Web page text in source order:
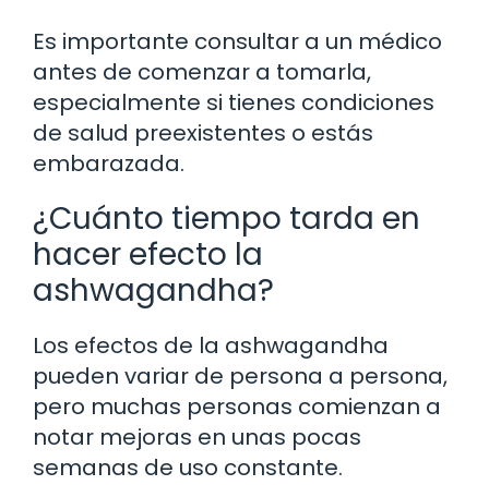
Es importante consultar a un médico
antes de comenzar a tomarla,
especialmente si tienes condiciones
de salud preexistentes o estás
embarazada.
¿Cuánto tiempo tarda en
hacer efecto la
ashwagandha?
Los efectos de la ashwagandha
pueden variar de persona a persona,
pero muchas personas comienzan a
notar mejoras en unas pocas
semanas de uso constante.